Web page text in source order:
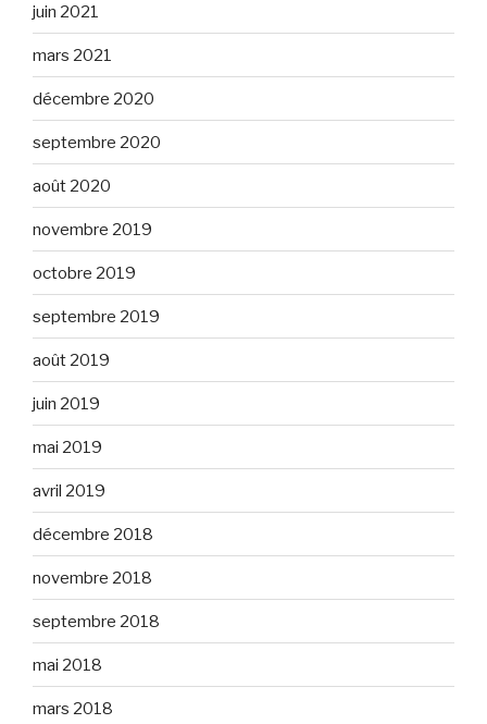
juin 2021
mars 2021
décembre 2020
septembre 2020
août 2020
novembre 2019
octobre 2019
septembre 2019
août 2019
juin 2019
mai 2019
avril 2019
décembre 2018
novembre 2018
septembre 2018
mai 2018
mars 2018